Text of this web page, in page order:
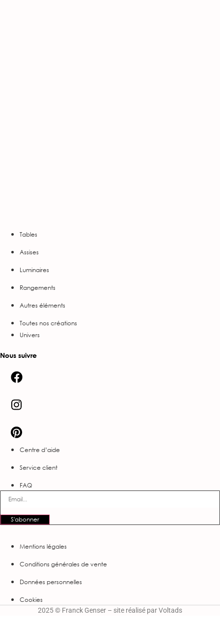
Tables
Assises
Luminaires
Rangements
Autres éléments
Toutes nos créations
Univers
Nous suivre
Centre d’aide
Service client
FAQ
S'abonner
Mentions légales
Conditions générales de vente
Données personnelles
Cookies
2025 © Franck Genser – site réalisé parVoltads